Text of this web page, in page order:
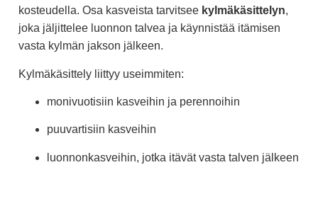
kosteudella. Osa kasveista tarvitsee kylmäkäsittelyn,
joka jäljittelee luonnon talvea ja käynnistää itämisen
vasta kylmän jakson jälkeen.
Kylmäkäsittely liittyy useimmiten:
monivuotisiin kasveihin ja perennoihin
puuvartisiin kasveihin
luonnonkasveihin, jotka itävät vasta talven jälkeen